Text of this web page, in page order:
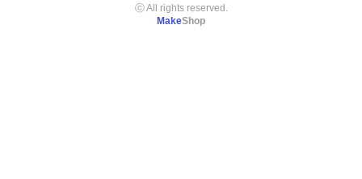
ⓒ All rights reserved.
MakeShop